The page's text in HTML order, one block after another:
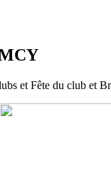
et Fête du club et